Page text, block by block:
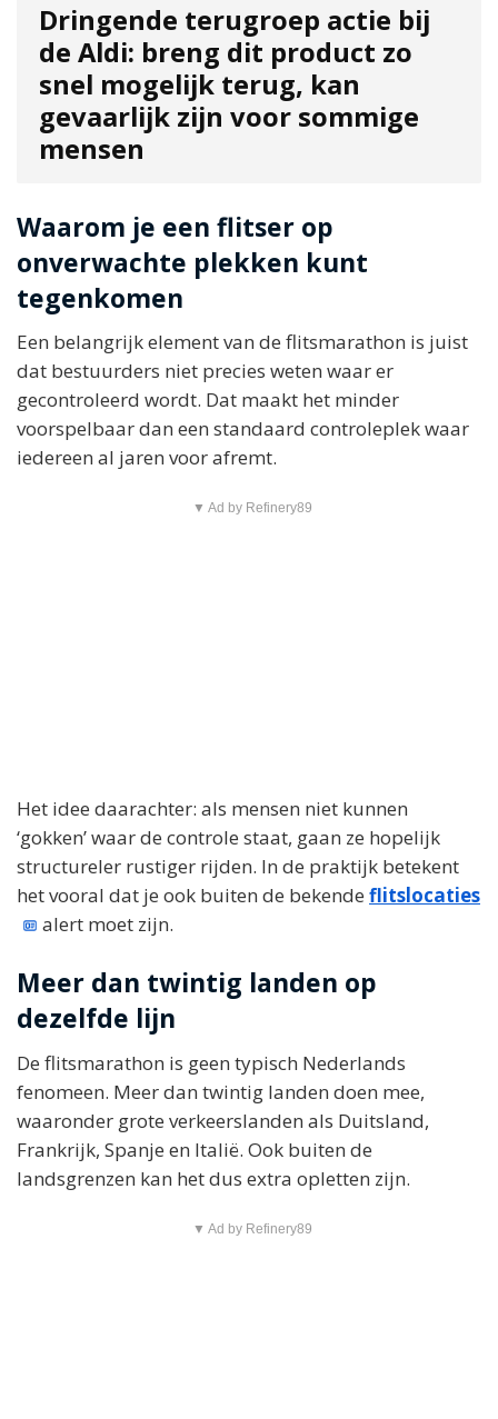
Dringende terugroep actie bij
de Aldi: breng dit product zo
snel mogelijk terug, kan
gevaarlijk zijn voor sommige
mensen
Waarom je een flitser op
onverwachte plekken kunt
tegenkomen
Een belangrijk element van de flitsmarathon is juist
dat bestuurders niet precies weten waar er
gecontroleerd wordt. Dat maakt het minder
voorspelbaar dan een standaard controleplek waar
iedereen al jaren voor afremt.
▼ Ad by Refinery89
Het idee daarachter: als mensen niet kunnen
‘gokken’ waar de controle staat, gaan ze hopelijk
structureler rustiger rijden. In de praktijk betekent
het vooral dat je ook buiten de bekende flitslocaties
alert moet zijn.
Meer dan twintig landen op
dezelfde lijn
De flitsmarathon is geen typisch Nederlands
fenomeen. Meer dan twintig landen doen mee,
waaronder grote verkeerslanden als Duitsland,
Frankrijk, Spanje en Italië. Ook buiten de
landsgrenzen kan het dus extra opletten zijn.
▼ Ad by Refinery89